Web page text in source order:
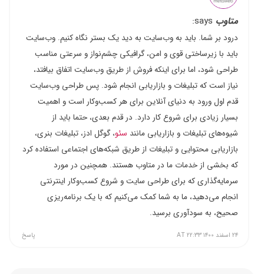
متاوب says:
درود بر شما. باید به وب‌سایت به دید یک بستر نگاه کنیم. وب‌سایت
باید با زیرساختی قوی و امن، گرافیکی چشم‌نواز و سرعتی مناسب
طراحی شود، اما برای اینکه فروش از طریق وب‌سایت اتفاق بیافتد،
نیاز است که تبلیغات و بازاریابی انجام شود. پس طراحی وب‌سایت
قدم اول ورود به دنیای آنلاین برای هر کسب‌وکار است و اهمیت
بسیار زیادی برای شروع کار دارد. در قدم بعدی، حتما باید از
شیوه‌های تبلیغات و بازاریابی مانند سئو، گوگل ادز، تبلیغات بنری،
بازاریابی محتوایی و تبلیغات از طریق شبکه‌های اجتماعی استفاده کرد
که بخشی از خدمات ما در متاوب هستند. همچنین در مورد
سرمایه‌گذاری که برای طراحی سایت و شروع کسب‌وکار اینترنتی
انجام می‌دهید، ما به شما کمک می‌کنیم که با یک برنامه‌ریزی
صحیح، به سودآوری برسید.
۲۴ اسفند ۱۴۰۰ AT ۲۲:۳۳ پاسخ